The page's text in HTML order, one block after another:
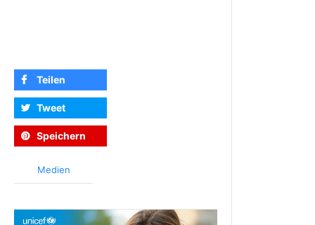
Teilen
Tweet
Speichern
Medien